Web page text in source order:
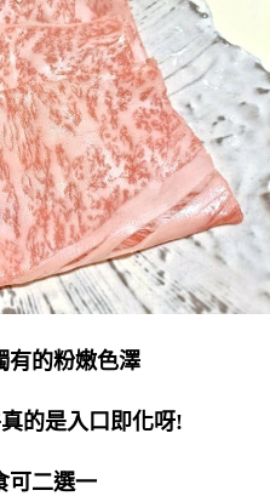
有的粉嫩色澤
的是入口即化呀!
可二選一